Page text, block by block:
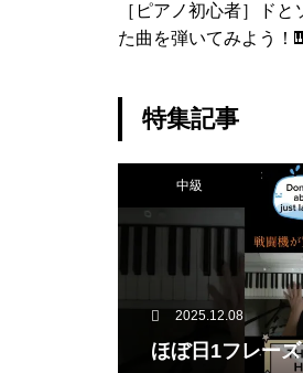
［ピアノ初心者］ドと
た曲を弾いてみよう！
shorts
特集記事
中級
2025.12.08
ほぼ日1フレー